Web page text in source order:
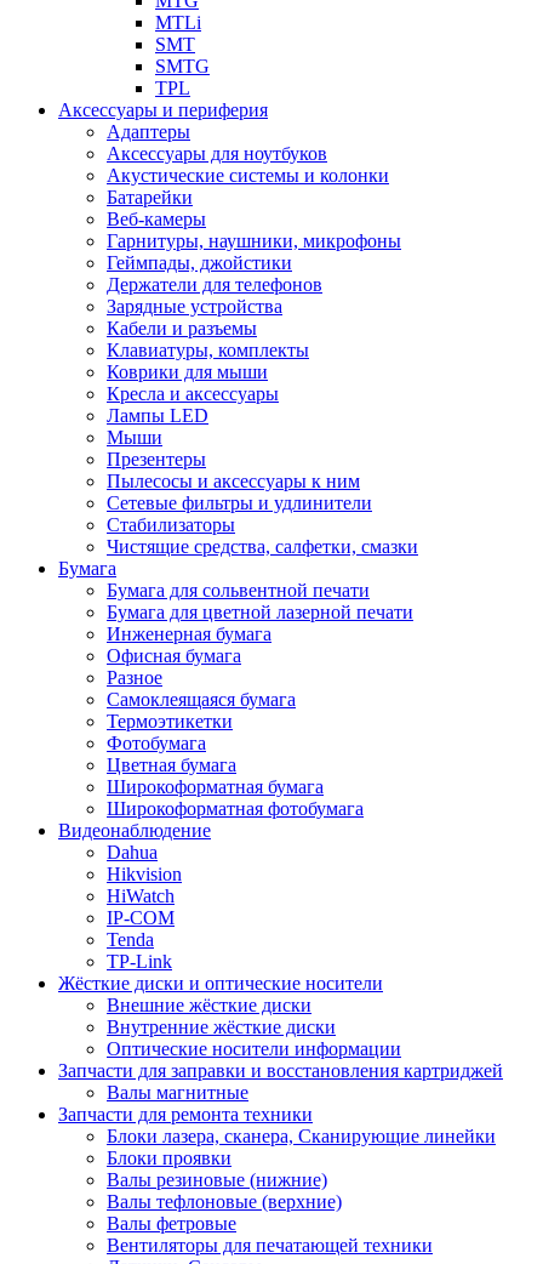
MTLi
SMT
SMTG
TPL
Аксессуары и периферия
Адаптеры
Аксессуары для ноутбуков
Акустические системы и колонки
Батарейки
Веб-камеры
Гарнитуры, наушники, микрофоны
Геймпады, джойстики
Держатели для телефонов
Зарядные устройства
Кабели и разъемы
Клавиатуры, комплекты
Коврики для мыши
Кресла и аксессуары
Лампы LED
Мыши
Презентеры
Пылесосы и аксессуары к ним
Сетевые фильтры и удлинители
Стабилизаторы
Чистящие средства, салфетки, смазки
Бумага
Бумага для сольвентной печати
Бумага для цветной лазерной печати
Инженерная бумага
Офисная бумага
Разное
Самоклеящаяся бумага
Термоэтикетки
Фотобумага
Цветная бумага
Широкоформатная бумага
Широкоформатная фотобумага
Видеонаблюдение
Dahua
Hikvision
HiWatch
IP-COM
Tenda
TP-Link
Жёсткие диски и оптические носители
Внешние жёсткие диски
Внутренние жёсткие диски
Оптические носители информации
Запчасти для заправки и восстановления картриджей
Валы магнитные
Запчасти для ремонта техники
Блоки лазера, сканера, Сканирующие линейки
Блоки проявки
Валы резиновые (нижние)
Валы тефлоновые (верхние)
Валы фетровые
Вентиляторы для печатающей техники